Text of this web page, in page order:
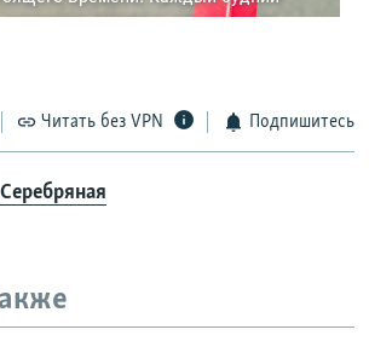
Читать без VPN Подпишитесь